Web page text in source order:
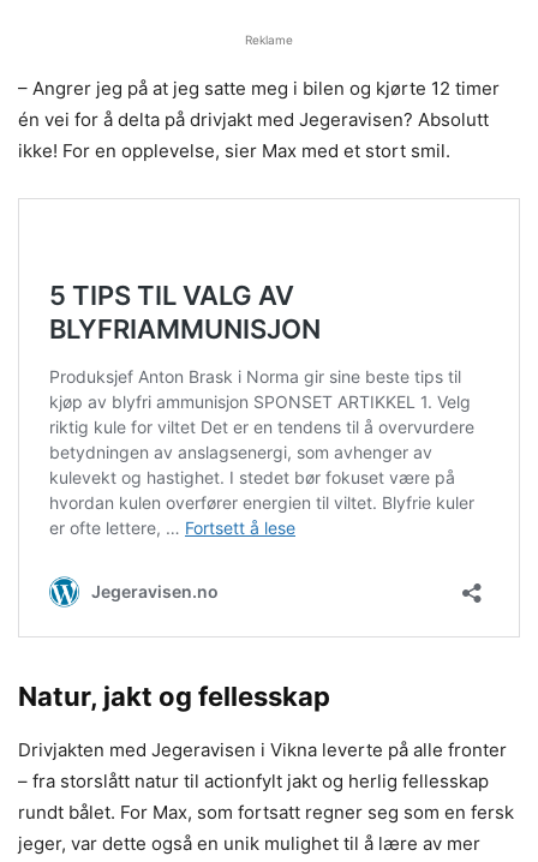
Reklame
– Angrer jeg på at jeg satte meg i bilen og kjørte 12 timer
én vei for å delta på drivjakt med Jegeravisen? Absolutt
ikke! For en opplevelse, sier Max med et stort smil.
Natur, jakt og fellesskap
Drivjakten med Jegeravisen i Vikna leverte på alle fronter
– fra storslått natur til actionfylt jakt og herlig fellesskap
rundt bålet. For Max, som fortsatt regner seg som en fersk
jeger, var dette også en unik mulighet til å lære av mer